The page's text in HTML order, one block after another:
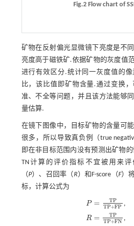
Fig.2 Flow chart of
矿物在反射偏光显微镜下亮度是不
亮度高于磁铁矿.依据矿物的灰度值
进行有效区分.统计同一灰度值的
比，该比值即矿物含量.通过变换
准、不全等问题，并且该方法能够
量估算.
在镜下图像中，目标矿物的含量可
很多，所以导致真负例（true
即在非目标范围内没有预测出矿物
TN计算的评价指标不宜被用来
（P）、召回率（ R ）和F-score（F）
标，计算公式为
P = TP
TP+FP
P= TP TP+FP ,
R = TP
TP+FN
R= TP TP+FN ,